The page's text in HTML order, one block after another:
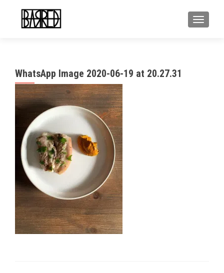
WhatsApp Image 2020-06-19 at 20.27.31